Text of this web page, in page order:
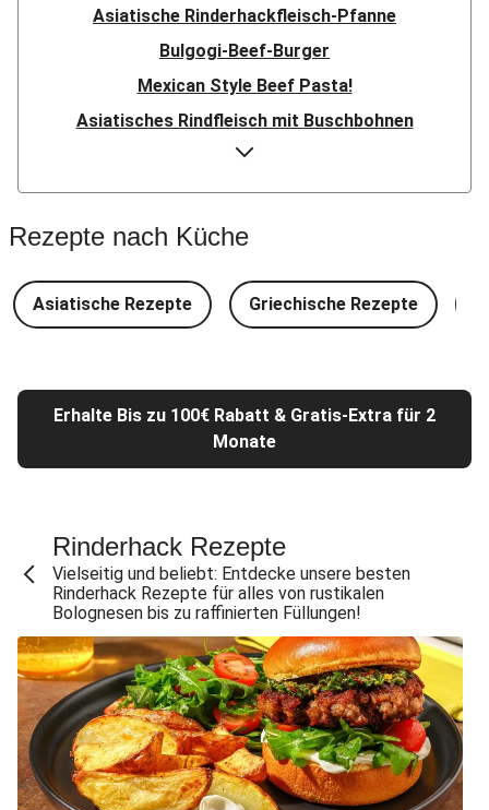
Asiatische Rinderhackfleisch-Pfanne
Bulgogi-Beef-Burger
Mexican Style Beef Pasta!
Asiatisches Rindfleisch mit Buschbohnen
Cheeseburger mit Rinderhack
Simmentaler Steak mit cremiger Kräutersoße
Maxi-Tortelli mit Spinat-Ricotta-Füllung
Klassische Pasta Bolognese
Zucchini-Hackfleisch-Pfanne
Saftiges Hüftsteak
Steak mit Kräuterrahm
BBQ-Rindfleisch-Burger
Chilinudeln mit Rinderhack und Hoisin
Sobanudeln mit Rinderhack
Patatas Bravas mit extra Steakstreifen
Gnocchi mit extra Rindersteak & Bacon
Rezepte nach Küche
Asiatische Rezepte Griechische Rezepte
Erhalte Bis zu 100€ Rabatt & Gratis-Extra für 2
Monate
Rinderhack Rezepte
Vielseitig und beliebt: Entdecke unsere besten
Rinderhack Rezepte für alles von rustikalen
Bolognesen bis zu raffinierten Füllungen!